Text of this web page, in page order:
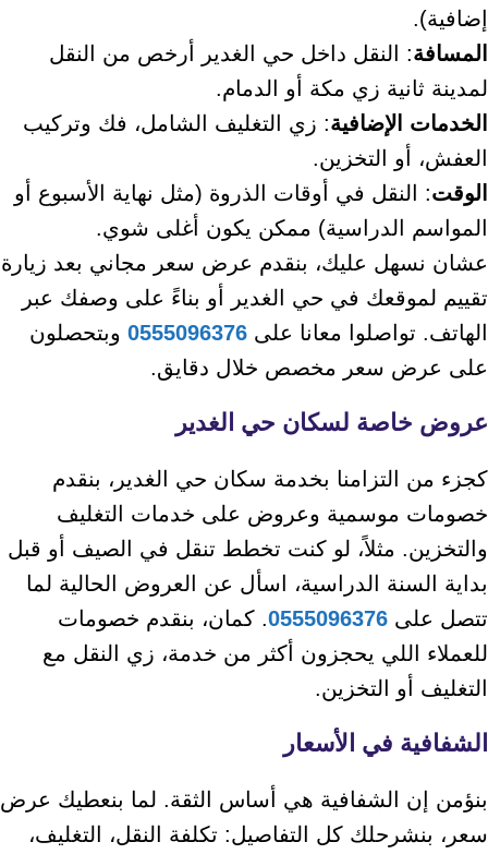
إضافية).
المسافة: النقل داخل حي الغدير أرخص من النقل
لمدينة ثانية زي مكة أو الدمام.
الخدمات الإضافية: زي التغليف الشامل، فك وتركيب
العفش، أو التخزين.
الوقت: النقل في أوقات الذروة (مثل نهاية الأسبوع أو
المواسم الدراسية) ممكن يكون أغلى شوي.
عشان نسهل عليك، بنقدم عرض سعر مجاني بعد زيارة
تقييم لموقعك في حي الغدير أو بناءً على وصفك عبر
الهاتف. تواصلوا معانا على 0555096376 وبتحصلون
على عرض سعر مخصص خلال دقايق.
عروض خاصة لسكان حي الغدير
كجزء من التزامنا بخدمة سكان حي الغدير، بنقدم
خصومات موسمية وعروض على خدمات التغليف
والتخزين. مثلاً، لو كنت تخطط تنقل في الصيف أو قبل
بداية السنة الدراسية، اسأل عن العروض الحالية لما
تتصل على 0555096376. كمان، بنقدم خصومات
للعملاء اللي يحجزون أكثر من خدمة، زي النقل مع
التغليف أو التخزين.
الشفافية في الأسعار
بنؤمن إن الشفافية هي أساس الثقة. لما بنعطيك عرض
سعر، بنشرحلك كل التفاصيل: تكلفة النقل، التغليف،